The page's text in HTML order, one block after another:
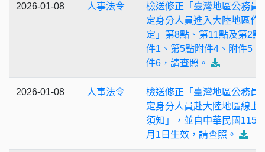
2026-01-08 人事法令
檢送修正「臺灣地區公務員
定身分人員進入大陸地區作
定」第8點、第11點及第2點
件1、第5點附件4、附件5、
件6，請查照。
2026-01-08 人事法令
檢送修正「臺灣地區公務員
定身分人員赴大陸地區線上
須知」，並自中華民國115
月1日生效，請查照。